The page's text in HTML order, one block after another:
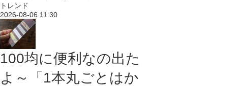
トレンド
2026-08-06 11:30
100均に便利なの出た
よ～「1本丸ごとはか